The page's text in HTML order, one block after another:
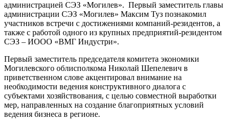
администрацией СЭЗ «Могилев». Первый заместитель главы
администрации СЭЗ «Могилев» Максим Туз познакомил
участников встречи с достижениями компаний-резидентов, а
также с работой одного из крупных предприятий-резидентом
СЭЗ – ИООО «ВМГ Индустри».
Первый заместитель председателя комитета экономики
Могилевского облисполкома Николай Шепелевич в
приветственном слове акцентировал внимание на
необходимости ведения конструктивного диалога с
субъектами хозяйствования, с целью совместной выработки
мер, направленных на создание благоприятных условий
ведения бизнеса в регионе.